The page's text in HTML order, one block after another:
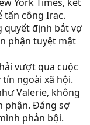
tấn công Irac.
quyết định bắt vợ
phận tuyệt mật
vượt qua cuộc
ngoài xã hội.
Valerie, không
phận. Đáng sợ
phản bội.